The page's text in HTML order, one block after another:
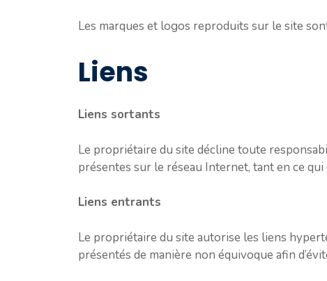
Les marques et logos reproduits sur le site
Liens
Liens sortants
Le propriétaire du site décline toute
présentes sur le réseau Internet, tant en ce
Liens entrants
Le propriétaire du site autorise les liens
présentés de manière non équivoque afin